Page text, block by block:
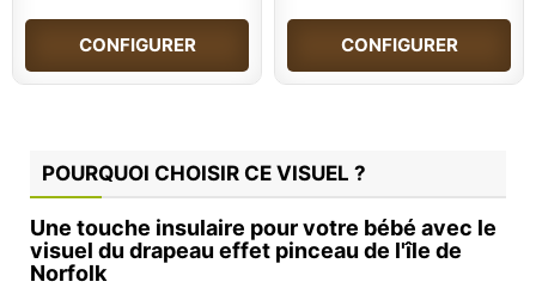
CONFIGURER CONFIGURER
POURQUOI CHOISIR CE VISUEL ?
Une touche insulaire pour votre bébé avec le
visuel du drapeau effet pinceau de l'île de
Norfolk